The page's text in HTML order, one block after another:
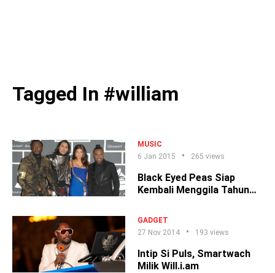
Tagged In #william
MUSIC
6 Jan 2015
265 views
Black Eyed Peas Siap
Kembali Menggila Tahun
GADGET
27 Nov 2014
193 views
Intip Si Puls, Smartwach
Milik Will.i.am